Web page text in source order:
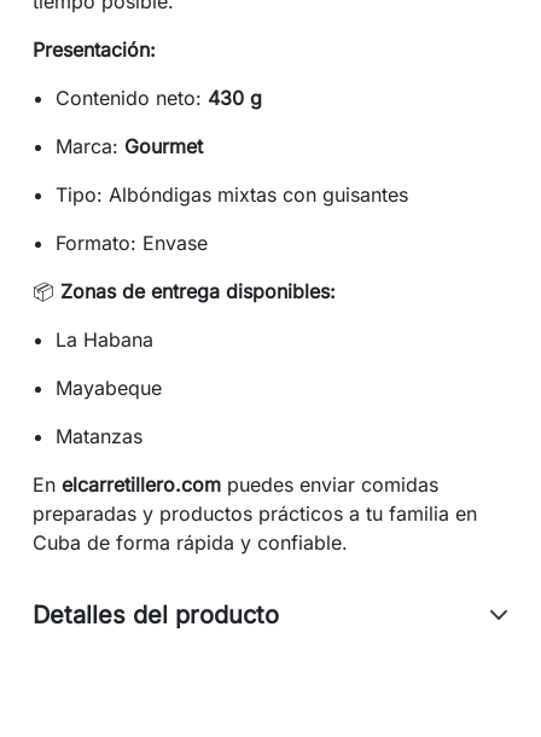
Presentación:
Contenido neto: 430 g
Marca: Gourmet
Tipo: Albóndigas mixtas con guisantes
Formato: Envase
📦 Zonas de entrega disponibles:
La Habana
Mayabeque
Matanzas
En elcarretillero.com puedes enviar comidas
preparadas y productos prácticos a tu familia en
Cuba de forma rápida y confiable.
Detalles del producto